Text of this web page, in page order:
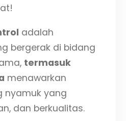
adalah
bergerak di bidang
termasuk
menawarkan
nyamuk yang
dan berkualitas.